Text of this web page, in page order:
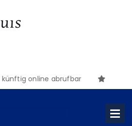
online abrufbar